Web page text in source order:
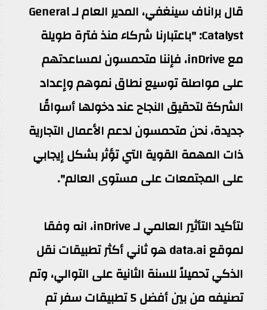
قال براناف سينغفي، المدير العام لـ General
Catalyst: "باعتبارنا شركاء منذ فترة طويلة
مع inDrive، فإننا متحمسون لمساعدتهم
على مواصلة توسيع نطاق نموهم وإعداد
الشركة لتحقيق النجاح عند دخولها أسواقًا
جديدة، نحن متحمسون لدعم الأعمال التجارية
ذات المهمة القوية التي تؤثر بشكل إيجابي
على المجتمعات على مستوى العالم".
لتأكيد التأثير العالمي لـ inDrive، انه وفقا
لموقع data.ai هو ثاني أكثر تطبيقات نقل
الذكي تحميلاً للسنة الثانية على التوالي، وتم
تصنيفه من بين أفضل 5 تطبيقات سفر تم